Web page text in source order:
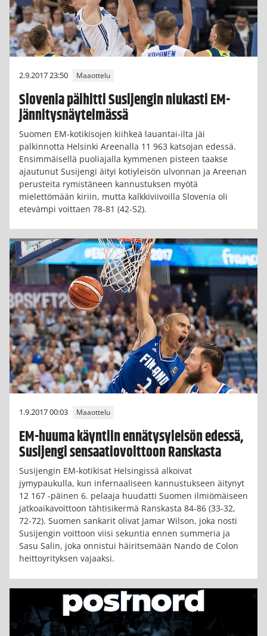
2.9.2017 23:50 Maaottelu
Slovenia päihitti Susijengin niukasti EM-
jännitysnäytelmässä
Suomen EM-kotikisojen kiihkeä lauantai-ilta jäi
palkinnotta Helsinki Areenalla 11 963 katsojan edessä.
Ensimmäisellä puoliajalla kymmenen pisteen taakse
ajautunut Susijengi äityi kotiyleisön ulvonnan ja Areenan
perusteita rymistäneen kannustuksen myötä
mielettömään kiriin, mutta kalkkiviivoilla Slovenia oli
etevämpi voittaen 78-81 (42-52).
1.9.2017 00:03 Maaottelu
EM-huuma käyntiin ennätysyleisön edessä,
Susijengi sensaatiovoittoon Ranskasta
Susijengin EM-kotikisat Helsingissä alkoivat
jymypaukulla, kun infernaaliseen kannustukseen äitynyt
12 167 -päinen 6. pelaaja huudatti Suomen ilmiömäiseen
jatkoaikavoittoon tähtisikermä Ranskasta 84-86 (33-32,
72-72). Suomen sankarit olivat Jamar Wilson, joka nosti
Susijengin voittoon viisi sekuntia ennen summeria ja
Sasu Salin, joka onnistui häiritsemään Nando de Colon
heittoyrityksen vajaaksi.